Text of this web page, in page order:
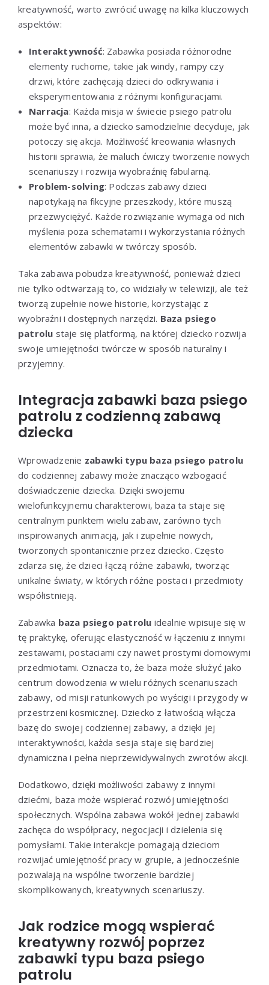
kreatywność, warto zwrócić uwagę na kilka kluczowych
aspektów:
Interaktywność: Zabawka posiada różnorodne
elementy ruchome, takie jak windy, rampy czy
drzwi, które zachęcają dzieci do odkrywania i
eksperymentowania z różnymi konfiguracjami.
Narracja: Każda misja w świecie psiego patrolu
może być inna, a dziecko samodzielnie decyduje, jak
potoczy się akcja. Możliwość kreowania własnych
historii sprawia, że maluch ćwiczy tworzenie nowych
scenariuszy i rozwija wyobraźnię fabularną.
Problem-solving: Podczas zabawy dzieci
napotykają na fikcyjne przeszkody, które muszą
przezwyciężyć. Każde rozwiązanie wymaga od nich
myślenia poza schematami i wykorzystania różnych
elementów zabawki w twórczy sposób.
Taka zabawa pobudza kreatywność, ponieważ dzieci
nie tylko odtwarzają to, co widziały w telewizji, ale też
tworzą zupełnie nowe historie, korzystając z
wyobraźni i dostępnych narzędzi. Baza psiego
patrolu staje się platformą, na której dziecko rozwija
swoje umiejętności twórcze w sposób naturalny i
przyjemny.
Integracja zabawki baza psiego
patrolu z codzienną zabawą
dziecka
Wprowadzenie zabawki typu baza psiego patrolu
do codziennej zabawy może znacząco wzbogacić
doświadczenie dziecka. Dzięki swojemu
wielofunkcyjnemu charakterowi, baza ta staje się
centralnym punktem wielu zabaw, zarówno tych
inspirowanych animacją, jak i zupełnie nowych,
tworzonych spontanicznie przez dziecko. Często
zdarza się, że dzieci łączą różne zabawki, tworząc
unikalne światy, w których różne postaci i przedmioty
współistnieją.
Zabawka baza psiego patrolu idealnie wpisuje się w
tę praktykę, oferując elastyczność w łączeniu z innymi
zestawami, postaciami czy nawet prostymi domowymi
przedmiotami. Oznacza to, że baza może służyć jako
centrum dowodzenia w wielu różnych scenariuszach
zabawy, od misji ratunkowych po wyścigi i przygody w
przestrzeni kosmicznej. Dziecko z łatwością włącza
bazę do swojej codziennej zabawy, a dzięki jej
interaktywności, każda sesja staje się bardziej
dynamiczna i pełna nieprzewidywalnych zwrotów akcji.
Dodatkowo, dzięki możliwości zabawy z innymi
dziećmi, baza może wspierać rozwój umiejętności
społecznych. Wspólna zabawa wokół jednej zabawki
zachęca do współpracy, negocjacji i dzielenia się
pomysłami. Takie interakcje pomagają dzieciom
rozwijać umiejętność pracy w grupie, a jednocześnie
pozwalają na wspólne tworzenie bardziej
skomplikowanych, kreatywnych scenariuszy.
Jak rodzice mogą wspierać
kreatywny rozwój poprzez
zabawki typu baza psiego
patrolu